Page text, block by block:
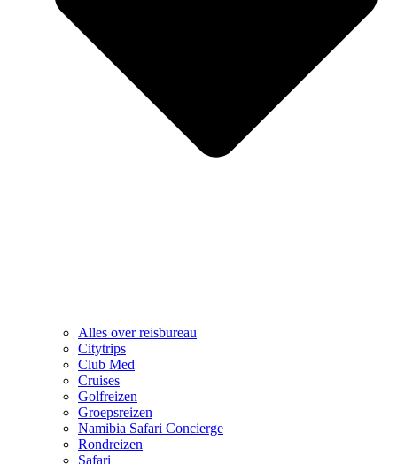
Alles over reisbureau
Citytrips
Club Med
Cruises
Golfreizen
Groepsreizen
Namibia Safari Concierge
Rondreizen
Safari